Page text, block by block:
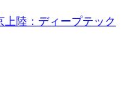
上陸：ディープテック